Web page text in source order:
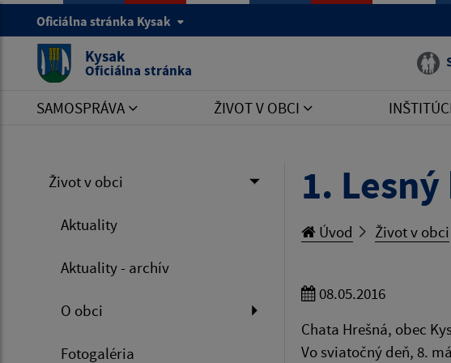
Oficiálna stránka Kysak
Kysak
Oficiálna stránka
SAMOSPRÁVA ŽIVOT V OBCI
Život v obci
Aktuality
Aktuality - archív
O obci
Fotogaléria
1.
Úvod Život v obci
08.05.2016
Chata Hrešná, obec
Vo sviatočný deň, 8.